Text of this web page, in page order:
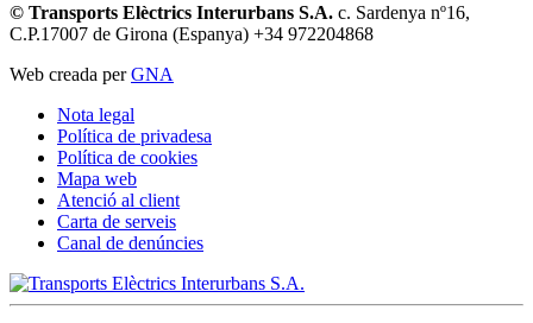
© Transports Elèctrics Interurbans S.A. c. Sardenya nº16,
C.P.17007 de Girona (Espanya) +34 972204868
Web creada perGNA
Nota legal
Política de privadesa
Política de cookies
Mapa web
Atenció al client
Carta de serveis
Canal de denúncies